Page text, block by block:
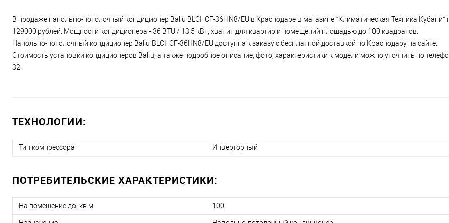
В продаже напольно-потолочный кондиционер Ballu BLCI_CF-36HN8/EU в Краснодаре в магазине “Климатическая Техника Кубани”
129000 рублей. Мощности кондиционера - 36 BTU / 13.5 кВт, хватит для квартир и помещений площадью до 100 квадратов.
Напольно-потолочный кондиционер Ballu BLCI_CF-36HN8/EU доступна к заказу с бесплатной доставкой по Краснодару на сайте.
Стоимость установки кондиционеров Ballu, а также подробное описание, фото, характеристики к модели можно уточнить по
32.
ТЕХНОЛОГИИ:
Тип компрессора Инверторный
ПОТРЕБИТЕЛЬСКИЕ ХАРАКТЕРИСТИКИ:
На помещение до, кв.м 100